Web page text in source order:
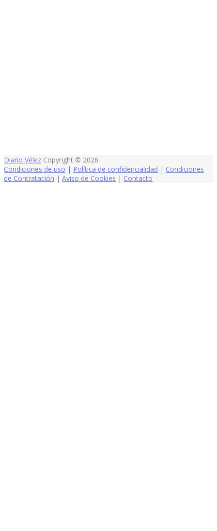
Diario Vélez Copyright © 2026.
Condiciones de uso | Política de confidencialidad | Condiciones
de Contratación | Aviso de Cookies | Contacto